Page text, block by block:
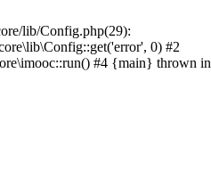
lib/Config.php(29):
0) #2
#4 {main} thrown in